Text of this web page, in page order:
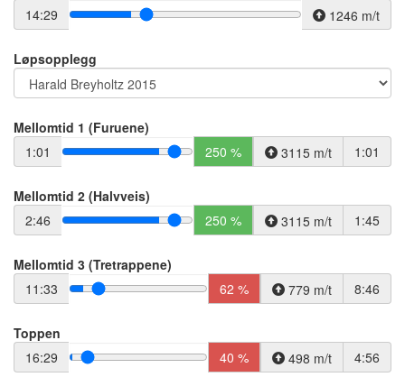
14:29
1246 m/t
Løpsopplegg
Mellomtid 1 (Furuene)
1:01
250 % 3115 m/t 1:01
Mellomtid 2 (Halvveis)
2:46
250 % 3115 m/t 1:45
Mellomtid 3 (Tretrappene)
11:33
62 % 779 m/t 8:46
Toppen
16:29
40 % 498 m/t 4:56